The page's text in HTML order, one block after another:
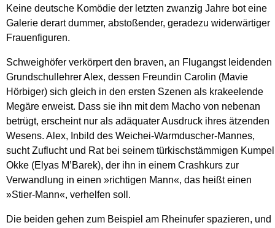
Keine deutsche Komödie der letzten zwanzig Jahre bot eine
Galerie derart dummer, abstoßender, geradezu widerwärtiger
Frauenfiguren.
Schweighöfer verkörpert den braven, an Flugangst leidenden
Grundschullehrer Alex, dessen Freundin Carolin (Mavie
Hörbiger) sich gleich in den ersten Szenen als krakeelende
Megäre erweist. Dass sie ihn mit dem Macho von nebenan
betrügt, erscheint nur als adäquater Ausdruck ihres ätzenden
Wesens. Alex, Inbild des Weichei-Warmduscher-Mannes,
sucht Zuflucht und Rat bei seinem türkischstämmigen Kumpel
Okke (Elyas M’Barek), der ihn in einem Crashkurs zur
Verwandlung in einen »richtigen Mann«, das heißt einen
»Stier-Mann«, verhelfen soll.
Die beiden gehen zum Beispiel am Rheinufer spazieren, und